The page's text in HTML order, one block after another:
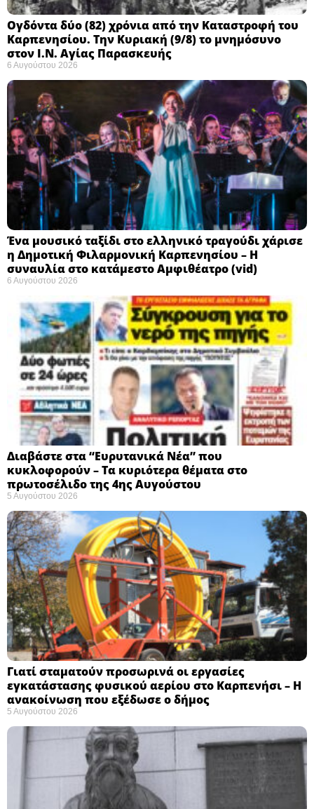
Ογδόντα δύο (82) χρόνια από την Καταστροφή του
Καρπενησίου. Την Κυριακή (9/8) το μνημόσυνο
στον Ι.Ν. Αγίας Παρασκευής
6 Αυγούστου 2026
Ένα μουσικό ταξίδι στο ελληνικό τραγούδι χάρισε
η Δημοτική Φιλαρμονική Καρπενησίου – Η
συναυλία στο κατάμεστο Αμφιθέατρο (vid)
6 Αυγούστου 2026
Διαβάστε στα “Ευρυτανικά Νέα” που
κυκλοφορούν – Τα κυριότερα θέματα στο
πρωτοσέλιδο της 4ης Αυγούστου
5 Αυγούστου 2026
Γιατί σταματούν προσωρινά οι εργασίες
εγκατάστασης φυσικού αερίου στο Καρπενήσι – Η
ανακοίνωση που εξέδωσε ο δήμος
5 Αυγούστου 2026